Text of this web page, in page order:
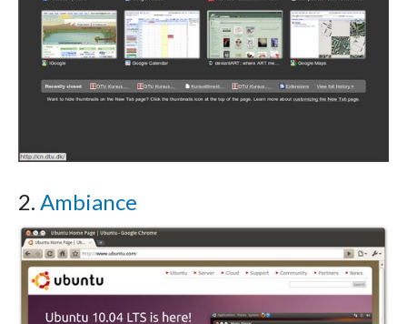
2. Ambiance